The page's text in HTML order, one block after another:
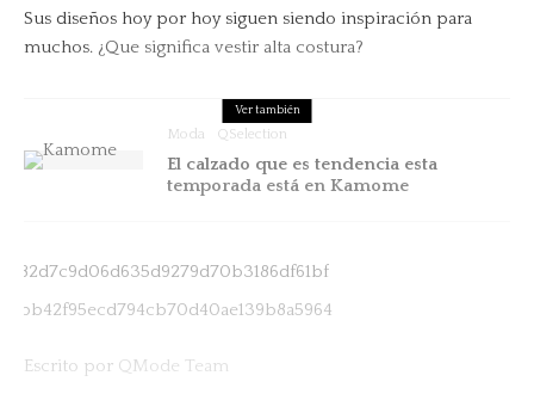
Sus diseños hoy por hoy siguen siendo inspiración para
muchos. ¿Que significa vestir alta costura?
Ver también
Moda QSelection
El calzado que es tendencia esta
temporada está en Kamome
Escrito por QMode Team